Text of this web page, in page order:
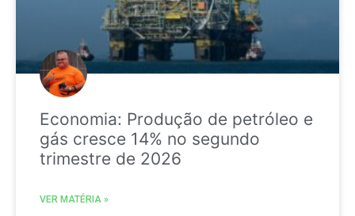
Economia: Produção de petróleo e
gás cresce 14% no segundo
trimestre de 2026
VER MATÉRIA »